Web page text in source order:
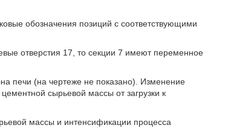
обозначения позиций с соответствующими
отверстия 17, то секции 7 имеют переменное
печи (на чертеже не показано). Изменение
сырьевой массы от загрузки к
массы и интенсификации процесса